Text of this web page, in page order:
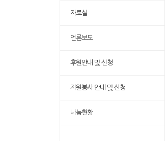
자료실
언론보도
후원안내 및 신청
자원봉사 안내 및 신청
나눔현황